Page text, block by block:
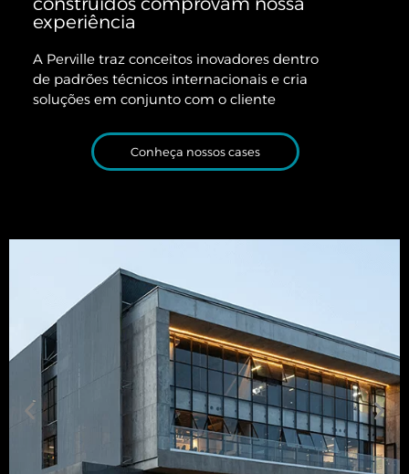
experiência
A Perville traz conceitos inovadores dentro
de padrões técnicos internacionais e cria
soluções em conjunto com o cliente
Conheça nossos cases